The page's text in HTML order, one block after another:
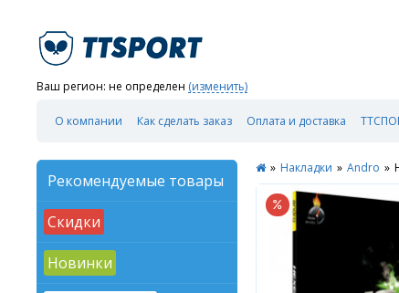
Ваш регион: не определен (изменить)
О компании Как сделать заказ Оплата и доставка
Рекомендуемые товары
Скидки
Новинки
» Накладки » Andro »